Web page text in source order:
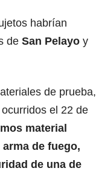
habrían
de San Pelayo y
de prueba,
el 22 de
material
de fuego,
de una de